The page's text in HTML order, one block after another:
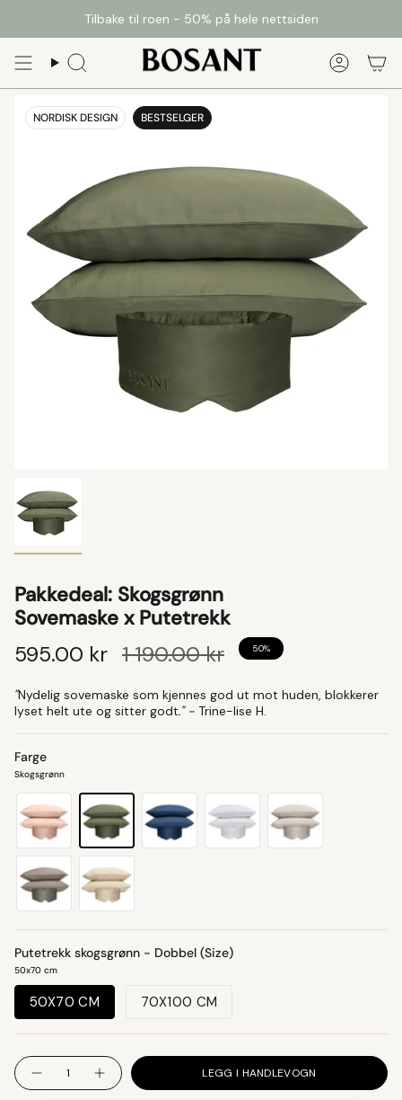
Tilbake til roen - 50% på hele nettsiden
NORDISK DESIGN BESTSELGER
Pakkedeal: Skogsgrønn
Sovemaske x Putetrekk
595.00 kr 1 190.00 kr 50%
"Nydelig sovemaske som kjennes god ut mot huden, blokkerer
lyset helt ute og sitter godt." - Trine-lise H.
Farge
Skogsgrønn
myk-
rosa
skogsgronn
Putetrekk skogsgrønn - Dobbel (Size)
50x70 cm
50X70 CM 70X100 CM
Antall
LEGG I HANDLEVOGN